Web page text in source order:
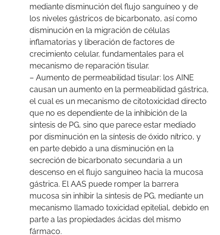
mediante disminución del flujo sanguíneo y de
los niveles gástricos de bicarbonato, así como
disminución en la migración de células
inflamatorias y liberación de factores de
crecimiento celular, fundamentales para el
mecanismo de reparación tisular.
– Aumento de permeabilidad tisular: los AINE
causan un aumento en la permeabilidad gástrica,
el cual es un mecanismo de citotoxicidad directo
que no es dependiente de la inhibición de la
síntesis de PG, sino que parece estar mediado
por disminución en la síntesis de óxido nítrico, y
en parte debido a una disminución en la
secreción de bicarbonato secundaria a un
descenso en el flujo sanguíneo hacia la mucosa
gástrica. El AAS puede romper la barrera
mucosa sin inhibir la síntesis de PG, mediante un
mecanismo llamado toxicidad epitelial, debido en
parte a las propiedades ácidas del mismo
fármaco.